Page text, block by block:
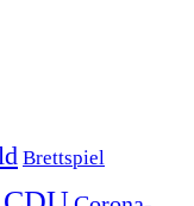
Brettspiel